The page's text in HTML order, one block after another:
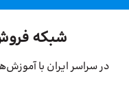
شبکه
در سراسر ایران با